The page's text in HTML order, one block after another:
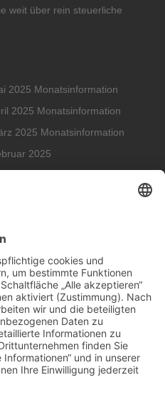
weit über rein steuerliche
2025 Monatsinformation
2025 Monatsinformation
2025 Monatsinformation
2025
2025 Monatsinformation
Cookie-Einstellungen